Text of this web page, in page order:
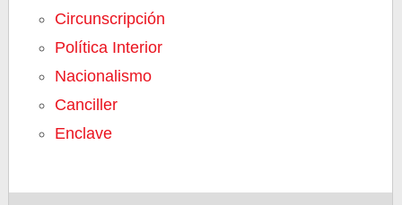
Circunscripción
Política Interior
Nacionalismo
Canciller
Enclave